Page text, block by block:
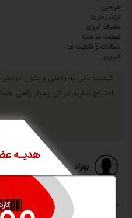
طراحی
ارزش خرید
مصرف انرژی
کیفیت ساخت
امکانات و قابلیت ها
کاربری
کیفیت عالی به راحتی و بدون دردسر
احتیاج ندارید در کل بسیار راضی
بهزاد
امتیاز